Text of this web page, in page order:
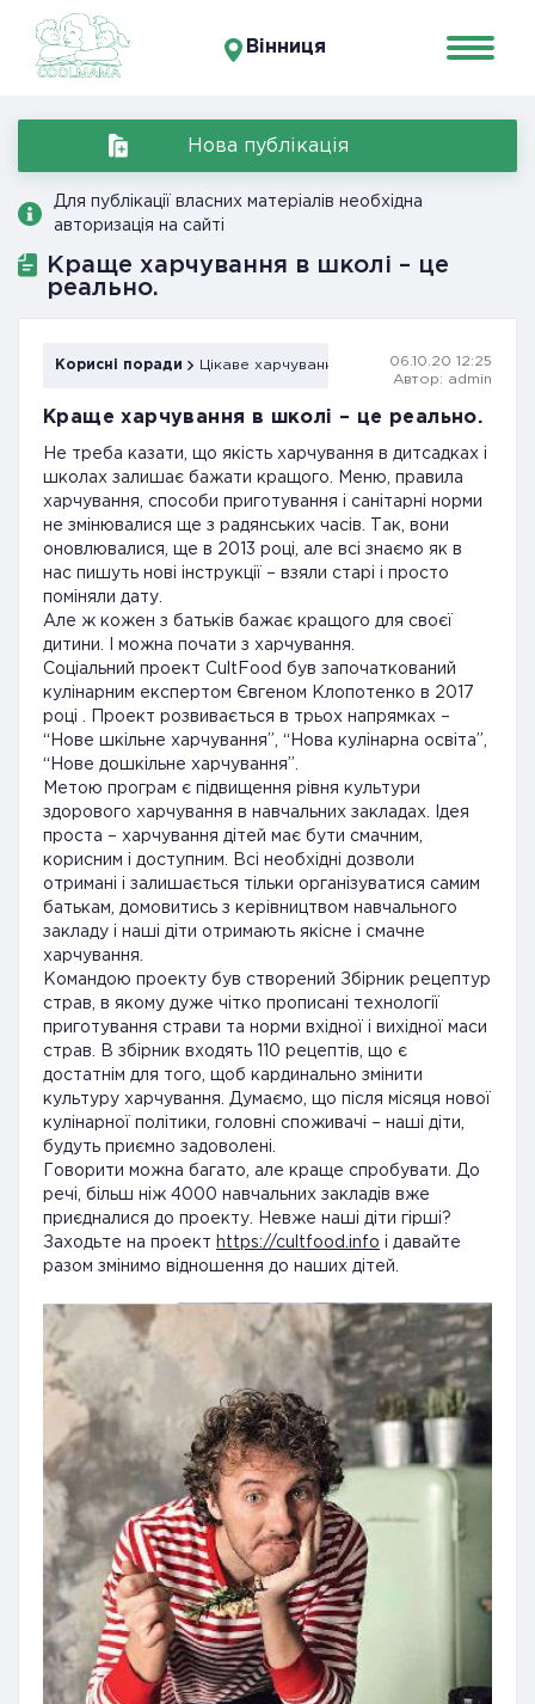
Вінниця
Нова публікація
Для публікації власних матеріалів необхідна
авторизація на сайті
Краще харчування в школі – це
реально.
Корисні поради Цікаве харчування
06.10.20 12:25
Автор: admin
Краще харчування в школі – це реально.
Не треба казати, що якість харчування в дитсадках і
школах залишає бажати кращого. Меню, правила
харчування, способи приготування і санітарні норми
не змінювалися ще з радянських часів. Так, вони
оновлювалися, ще в 2013 році, але всі знаємо як в
нас пишуть нові інструкції – взяли старі і просто
поміняли дату.
Але ж кожен з батьків бажає кращого для своєї
дитини. І можна почати з харчування.
Соціальний проект CultFood був започаткований
кулінарним експертом Євгеном Клопотенко в 2017
році . Проект розвивається в трьох напрямках –
“Нове шкільне харчування”, “Нова кулінарна освіта”,
“Нове дошкільне харчування”.
Метою програм є підвищення рівня культури
здорового харчування в навчальних закладах. Ідея
проста – харчування дітей має бути смачним,
корисним і доступним. Всі необхідні дозволи
отримані і залишається тільки організуватися самим
батькам, домовитись з керівництвом навчального
закладу і наші діти отримають якісне і смачне
харчування.
Командою проекту був створений Збірник рецептур
страв, в якому дуже чітко прописані технології
приготування страви та норми вхідної і вихідної маси
страв. В збірник входять 110 рецептів, що є
достатнім для того, щоб кардинально змінити
культуру харчування. Думаємо, що після місяця нової
кулінарної політики, головні споживачі – наші діти,
будуть приємно задоволені.
Говорити можна багато, але краще спробувати. До
речі, більш ніж 4000 навчальних закладів вже
приєдналися до проекту. Невже наші діти гірші?
Заходьте на проект https://cultfood.info і давайте
разом змінимо відношення до наших дітей.